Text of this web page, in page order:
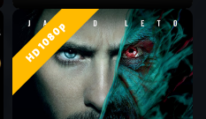
HD 1080p